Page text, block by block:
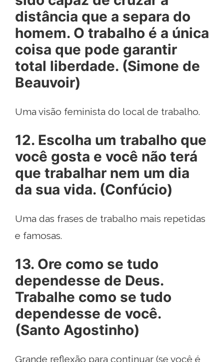
distância que a separa do
homem. O trabalho é a única
coisa que pode garantir
total liberdade. (Simone de
Beauvoir)
Uma visão feminista do local de trabalho.
12. Escolha um trabalho que
você gosta e você não terá
que trabalhar nem um dia
da sua vida. (Confúcio)
Uma das frases de trabalho mais repetidas
e famosas.
13. Ore como se tudo
dependesse de Deus.
Trabalhe como se tudo
dependesse de você.
(Santo Agostinho)
Grande reflexão para continuar (se você é